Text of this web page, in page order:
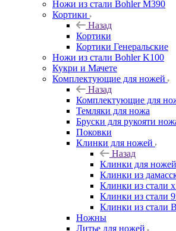
Ножи из стали Bohler M390
Кортики
Назад
Кортики
Кортики Генеральские
Ножи из стали Bohler K100
Кукри и Мачете
Комплектующие для ножей
Назад
Комплектующие для
Темляки для ножа
Бруски для рукояти
Поковки
Клинки для ножей
Назад
Клинки для ножей
Клинки из
Клинки из стали
Клинки из стали
Клинки из стали
Ножны
Литье для ножей